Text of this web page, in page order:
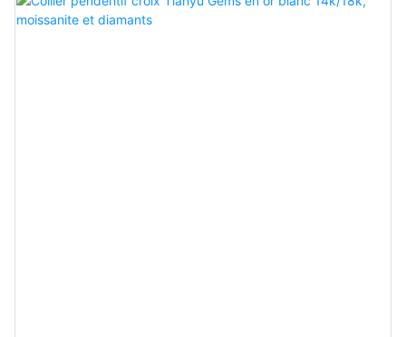
les tendances du marché et évolue avec son temps, mais